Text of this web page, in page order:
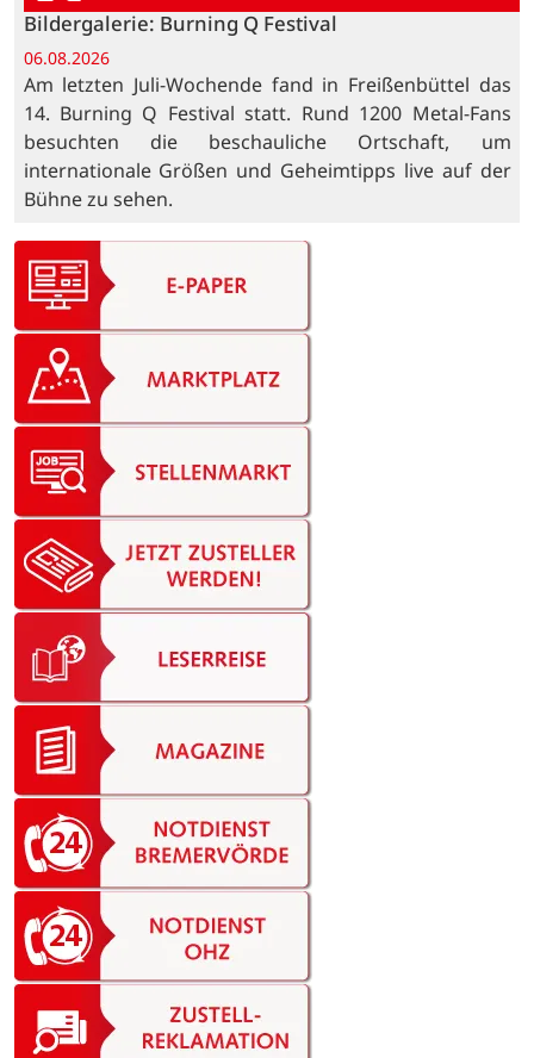
Bildergalerie: Burning Q Festival
06.08.2026
Am letzten Juli-Wochende fand in Freißenbüttel das
14. Burning Q Festival statt. Rund 1200 Metal-Fans
besuchten die beschauliche Ortschaft, um
internationale Größen und Geheimtipps live auf der
Bühne zu sehen.